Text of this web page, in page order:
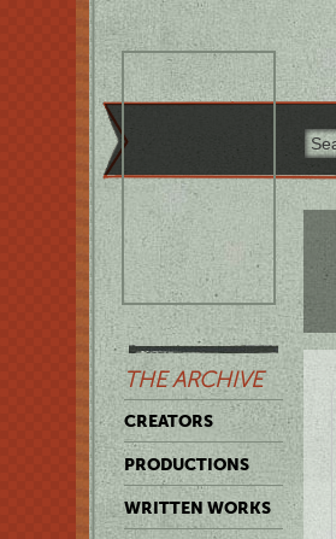
THE ARCHIVE
CREATORS
PRODUCTIONS
WRITTEN WORKS